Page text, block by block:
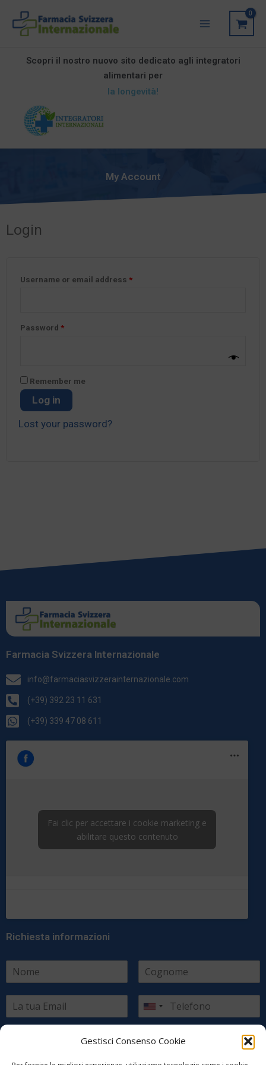
Gestisci Consenso Cookie
contenuto
Main
Menu
Scopri il nostro nuovo sito dedicato agli integratori
alimentari per
la longevità!
My Account
Login
Username or email address *
Password *
Remember me
Log in
Lost your password?
Farmacia Svizzera Internazionale
info@farmaciasvizzerainternazionale.com
(+39) 392 23 11 631
(+39) 339 47 08 611
Fai clic per accettare i cookie marketing e
abilitare questo contenuto
Richiesta informazioni
Scegli il paese di residenza